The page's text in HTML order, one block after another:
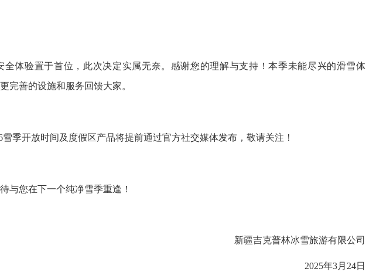
验置于首位，此次决定实属无奈。感谢您的理解与支持！本季未能尽兴的滑雪体
完善的设施和服务回馈大家。
季开放时间及度假区产品将提前通过官方社交媒体发布，敬请关注！
您在下一个纯净雪季重逢！
新疆吉克普林冰雪旅游有限公司
2025年3月24日